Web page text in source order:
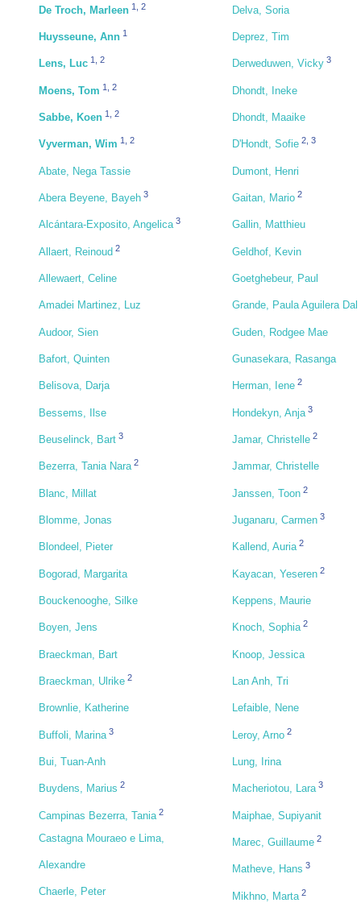
De Troch, Marleen 1 2
Huysseune, Ann 1
Lens, Luc 1, 2
Moens, Tom 1 2
Sabbe, Koen 1 2
Vyverman, Wim 1, 2
Abate, Nega Tassie
Abera Beyene, Bayeh 3
Alcántara-Exposito, Angelica 3
Allaert, Reinoud 2
Allewaert, Celine
Amadei Martinez, Luz
Audoor, Sien
Bafort, Quinten
Belisova, Darja
Bessems, Ilse
Beuselinck, Bart 3
Bezerra, Tania Nara 2
Blanc, Millat
Blomme, Jonas
Blondeel, Pieter
Bogorad, Margarita
Bouckenooghe, Silke
Boyen, Jens
Braeckman, Bart
Braeckman, Ulrike 2
Brownlie, Katherine
Buffoli, Marina 3
Bui, Tuan-Anh
Buydens, Marius 2
Campinas Bezerra, Tania 2
Castagna Mouraeo e Lima,
Alexandre
Chaerle, Peter
Delva, Soria
Deprez, Tim
Derweduwen, Vicky 3
Dhondt, Ineke
Dhondt, Maaike
D'Hondt, Sofie 2, 3
Dumont, Henri
Gaitan, Mario 2
Gallin, Matthieu
Geldhof, Kevin
Goetghebeur, Paul
Grande, Paula Aguilera Dal
Guden, Rodgee Mae
Gunasekara, Rasanga
Herman, Iene 2
Hondekyn, Anja 3
Jamar, Christelle 2
Jammar, Christelle
Janssen, Toon 2
Juganaru, Carmen 3
Kallend, Auria 2
Kayacan, Yeseren 2
Keppens, Maurie
Knoch, Sophia 2
Knoop, Jessica
Lan Anh, Tri
Lefaible, Nene
Leroy, Arno 2
Lung, Irina
Macheriotou, Lara 3
Maiphae, Supiyanit
Marec, Guillaume 2
Matheve, Hans 3
Mikhno, Marta 2